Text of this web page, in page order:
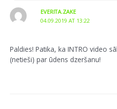
EVERITA.ZAKE
04.09.2019 AT 13:22
Paldies! Patika, ka INTRO video
(netieši) par ūdens dzeršanu!